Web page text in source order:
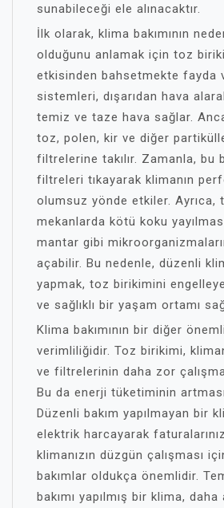
sunabileceği ele alınacaktır.
İlk olarak, klima bakımının
olduğunu anlamak için toz
etkisinden bahsetmekte fayda
sistemleri, dışarıdan hava
temiz ve taze hava sağlar.
toz, polen, kir ve diğer
filtrelerine takılır. Zamanla, bu
filtreleri tıkayarak klimanın
olumsuz yönde etkiler. Ayrıca,
mekanlarda kötü koku
mantar gibi
açabilir. Bu nedenle, düzenli
yapmak, toz birikimini
ve sağlıklı bir yaşam ortamı
Klima bakımının bir diğer
verimliliğidir. Toz birikimi,
ve filtrelerinin daha zor
Bu da enerji tüketiminin
Düzenli bakım yapılmayan bir
elektrik harcayarak
klimanızın düzgün çalışması
bakımlar oldukça önemlidir.
bakımı yapılmış bir klima,